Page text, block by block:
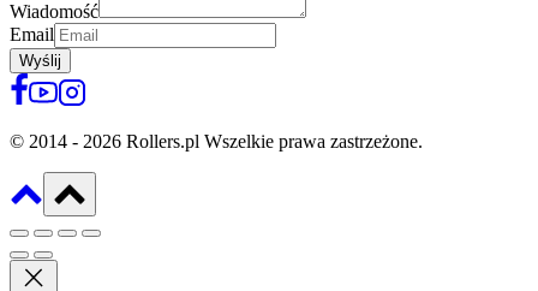
Wiadomość
Email
Wyślij
© 2014 - 2026 Rollers.pl Wszelkie prawa zastrzeżone.